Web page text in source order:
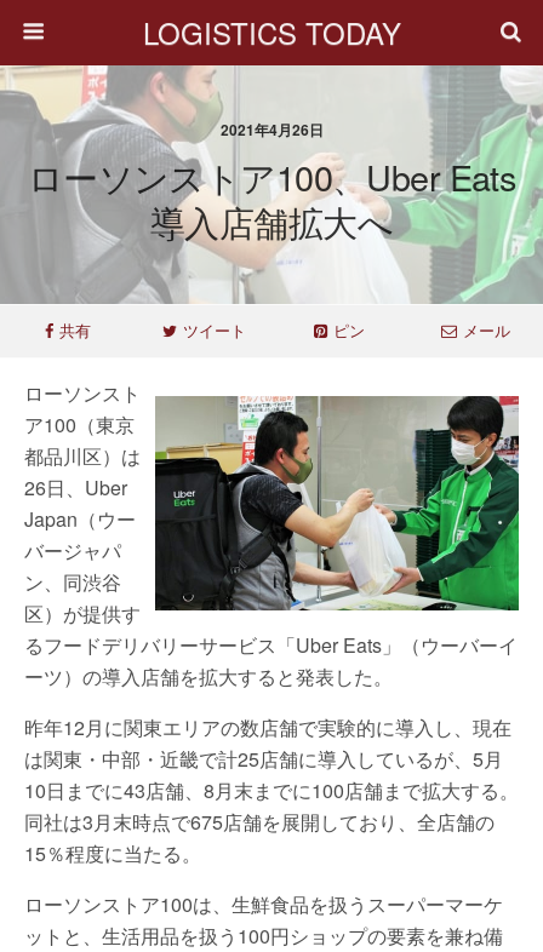
LOGISTICS TODAY
2021年4月26日
ローソンストア100、Uber Eats
導入店舗拡大へ
共有 ツイート ピン メール
ローソンスト
ア100（東京
都品川区）は
26日、Uber
Japan（ウー
バージャパ
ン、同渋谷
区）が提供す
るフードデリバリーサービス「Uber Eats」（ウーバーイ
ーツ）の導入店舗を拡大すると発表した。
昨年12月に関東エリアの数店舗で実験的に導入し、現在
は関東・中部・近畿で計25店舗に導入しているが、5月
10日までに43店舗、8月末までに100店舗まで拡大する。
同社は3月末時点で675店舗を展開しており、全店舗の
15％程度に当たる。
ローソンストア100は、生鮮食品を扱うスーパーマーケ
ットと、生活用品を扱う100円ショップの要素を兼ね備